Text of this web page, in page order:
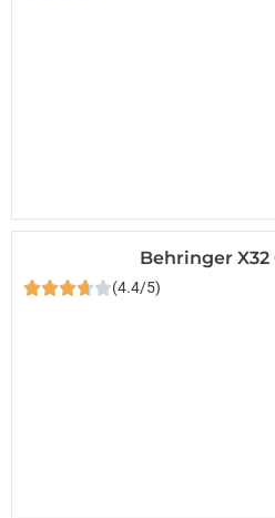
Behringer X32
(4.4/5)